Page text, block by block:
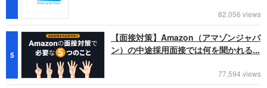
82,056 views
5
【面接対策】Amazon（アマゾンジャパ
ン）の中途採用面接では何を聞かれる...
77,594 views